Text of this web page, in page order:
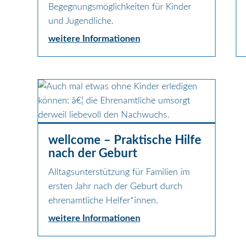
Begegnungsmöglichkeiten für Kinder
und Jugendliche.
weitere Informationen
wellcome – Praktische Hilfe
nach der Geburt
Alltagsunterstützung für Familien im
ersten Jahr nach der Geburt durch
ehrenamtliche Helfer*innen.
weitere Informationen